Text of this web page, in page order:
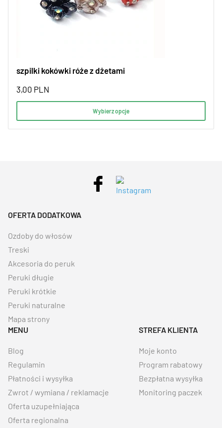
szpilki kokówki róże z dżetami
3,00 PLN
Wybierz opcje
OFERTA DODATKOWA
Ozdoby do włosów
Treski
Akcesoria do peruk
Peruki długie
Peruki krótkie
Peruki naturalne
Mapa strony
MENU
Blog
Regulamin
Płatności i wysyłka
Zwrot / wymiana / reklamacje
Oferta uzupełniająca
Oferta regionalna
STREFA KLIENTA
Moje konto
Program rabatowy
Bezpłatna wysyłka
Monitoring paczek